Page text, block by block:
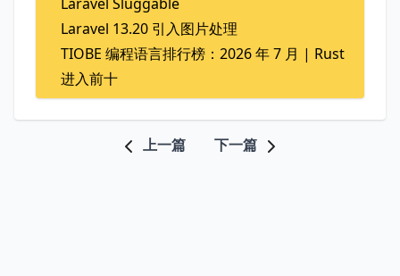
Laravel 13.20 引入图片处理
TIOBE 编程语言排行榜：2026 年 7 月 | Rust
进入前十
上一篇 下一篇